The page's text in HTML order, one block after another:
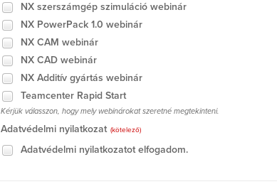
NX szerszámgép szimuláció webinár
NX PowerPack 1.0 webinár
NX CAM webinár
NX CAD webinár
NX Additív gyártás webinár
Teamcenter Rapid Start
Kérjük válasszon, hogy mely webinárokat szeretné megtekinteni.
Adatvédelmi nyilatkozat (kötelező)
Adatvédelmi nyilatkozatot elfogadom.